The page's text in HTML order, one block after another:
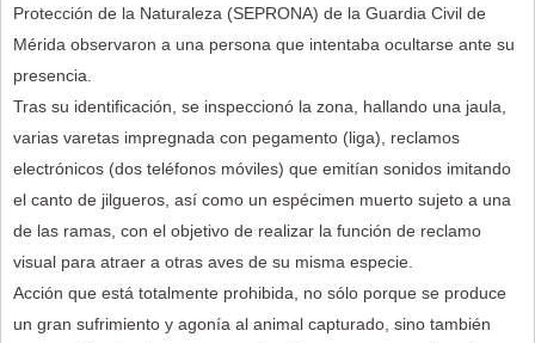
Protección de la Naturaleza (SEPRONA) de la Guardia Civil de
Mérida observaron a una persona que intentaba ocultarse ante su
presencia.
Tras su identificación, se inspeccionó la zona, hallando una jaula,
varias varetas impregnada con pegamento (liga), reclamos
electrónicos (dos teléfonos móviles) que emitían sonidos imitando
el canto de jilgueros, así como un espécimen muerto sujeto a una
de las ramas, con el objetivo de realizar la función de reclamo
visual para atraer a otras aves de su misma especie.
Acción que está totalmente prohibida, no sólo porque se produce
un gran sufrimiento y agonía al animal capturado, sino también